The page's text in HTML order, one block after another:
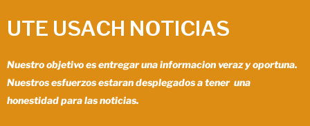
UTE USACH NOTICIAS
Nuestro objetivo es entregar una informacion veraz y oportuna.
Nuestros esfuerzos estaran desplegados a tener una
honestidad para las noticias.